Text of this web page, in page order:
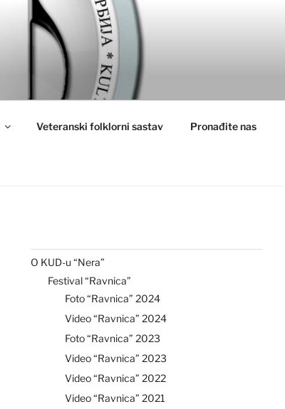
Veteranski folklorni sastav Pronađite nas
O KUD-u “Nera”
Festival “Ravnica”
Foto “Ravnica” 2024
Video “Ravnica” 2024
Foto “Ravnica” 2023
Video “Ravnica” 2023
Video “Ravnica” 2022
Video “Ravnica” 2021